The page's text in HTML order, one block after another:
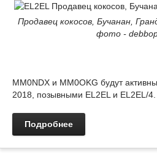
Продавец кокосов, Бучанан,
фото -
MM0NDX и MM0OKG будут
2018, позывными EL2EL и EL2EL/4.
Подробнее